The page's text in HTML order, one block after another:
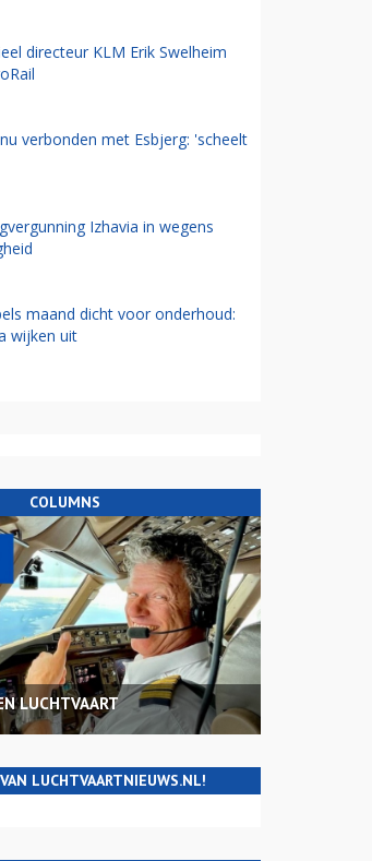
directeur KLM Erik Swelheim
verbonden met Esbjerg: 'scheelt
Izhavia in wegens
maand dicht voor onderhoud:
wijken uit
COLUMNS
LUCHTVAART
LUCHTVAARTNIEUWS.NL!